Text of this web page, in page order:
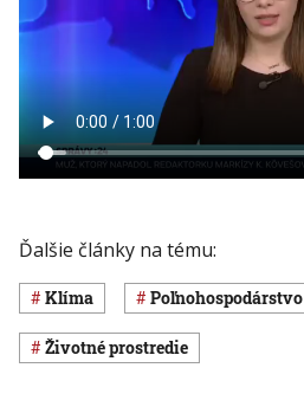
Ďalšie články na tému:
klíma poľnohospodárstvo
Životné prostredie